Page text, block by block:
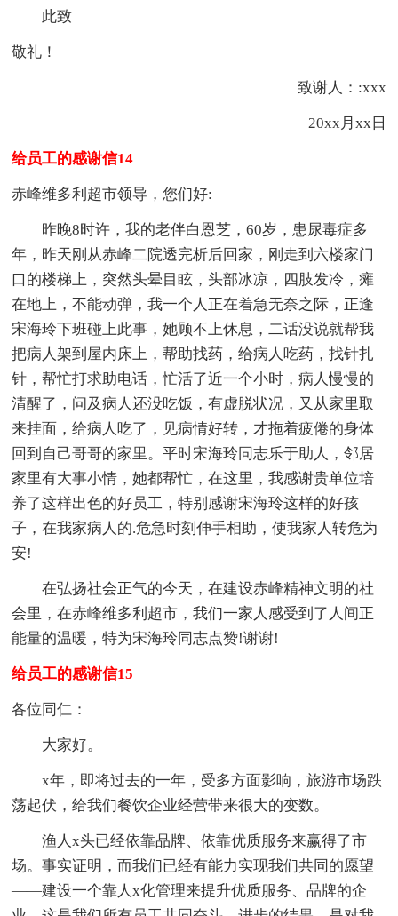
此致
敬礼！
致谢人：:xxx
20xx月xx日
给员工的感谢信14
赤峰维多利超市领导，您们好:
昨晚8时许，我的老伴白恩芝，60岁，患尿毒症多
年，昨天刚从赤峰二院透完析后回家，刚走到六楼家门
口的楼梯上，突然头晕目眩，头部冰凉，四肢发冷，瘫
在地上，不能动弹，我一个人正在着急无奈之际，正逢
宋海玲下班碰上此事，她顾不上休息，二话没说就帮我
把病人架到屋内床上，帮助找药，给病人吃药，找针扎
针，帮忙打求助电话，忙活了近一个小时，病人慢慢的
清醒了，问及病人还没吃饭，有虚脱状况，又从家里取
来挂面，给病人吃了，见病情好转，才拖着疲倦的身体
回到自己哥哥的家里。平时宋海玲同志乐于助人，邻居
家里有大事小情，她都帮忙，在这里，我感谢贵单位培
养了这样出色的好员工，特别感谢宋海玲这样的好孩
子，在我家病人的.危急时刻伸手相助，使我家人转危为
安!
在弘扬社会正气的今天，在建设赤峰精神文明的社
会里，在赤峰维多利超市，我们一家人感受到了人间正
能量的温暖，特为宋海玲同志点赞!谢谢!
给员工的感谢信15
各位同仁：
大家好。
x年，即将过去的一年，受多方面影响，旅游市场跌
荡起伏，给我们餐饮企业经营带来很大的变数。
渔人x头已经依靠品牌、依靠优质服务来赢得了市
场。事实证明，而我们已经有能力实现我们共同的愿望
——建设一个靠人x化管理来提升优质服务、品牌的企